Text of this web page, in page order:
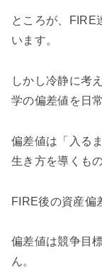
ところが、FIRE
います。
しかし冷静に考
学の偏差値を日
偏差値は「入る
生き方を導くも
FIRE後の資産偏
偏差値は競争目
ん。